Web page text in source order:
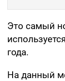
Это самый
года.
На данный